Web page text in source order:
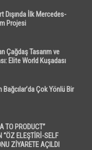
Dışında İlk Mercedes-
Projesi
Çağdaş Tasarım ve
Elite World Kuşadası
Çok Yönlü Bir
TO PRODUCT”
“ÖZ ELEŞTİRİ-SELF
ZİYARETE AÇILDI